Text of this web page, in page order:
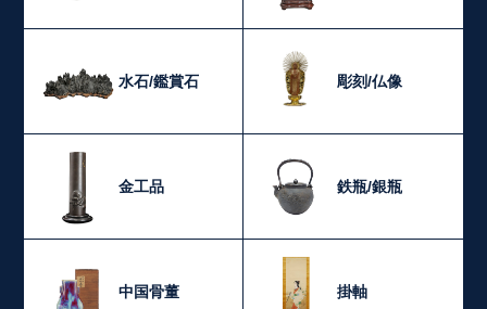
水石/鑑賞石 彫刻/仏像
金工品 鉄瓶/銀瓶
中国骨董 掛軸